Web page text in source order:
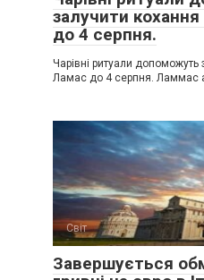
залучити
до 4 серпня.
Чарівні ритуали допоможуть
Ламас до 4 серпня. Ламмас
Світ
Завершується